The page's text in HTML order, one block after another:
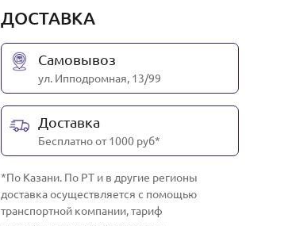
ДОСТАВКА
Самовывоз
ул. Ипподромная, 13/99
Доставка
Бесплатно от 1000 руб*
*По Казани. По РТ и в другие регионы
доставка осуществляется с помощью
транспортной компании, тариф